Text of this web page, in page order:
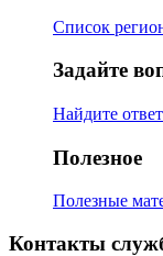
Список
Задайте
Найдите ответ
Полезное
Полезные
Контакты